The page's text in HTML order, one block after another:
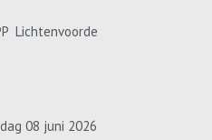
Lichtenvoorde
08 juni 2026